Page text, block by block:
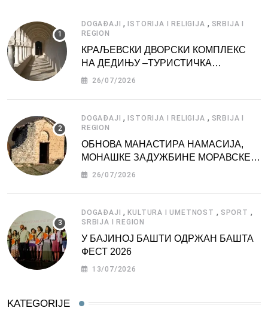
DOGAĐAJI , ISTORIJA I RELIGIJA , SRBIJA I
REGION
КРАЉЕВСКИ ДВОРСКИ КОМПЛЕКС
НА ДЕДИЊУ –ТУРИСТИЧКА
АТРАКЦИЈА
26/07/2026
DOGAĐAJI , ISTORIJA I RELIGIJA , SRBIJA I
REGION
ОБНОВА МАНАСТИРА НАМАСИЈА,
МОНАШКЕ ЗАДУЖБИНЕ МОРАВСКЕ
СРБИЈЕ
26/07/2026
DOGAĐAJI ,KULTURA I UMETNOST , SPORT ,
SRBIJA I REGION
У БАЈИНОЈ БАШТИ ОДРЖАН БАШТА
ФЕСТ 2026
13/07/2026
KATEGORIJE